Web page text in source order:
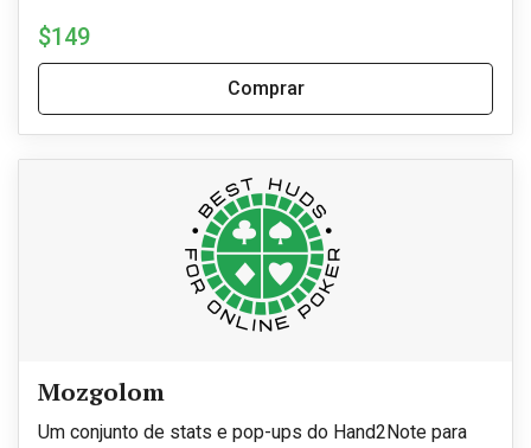
$149
Comprar
Mozgolom
Um conjunto de stats e pop-ups do Hand2Note para